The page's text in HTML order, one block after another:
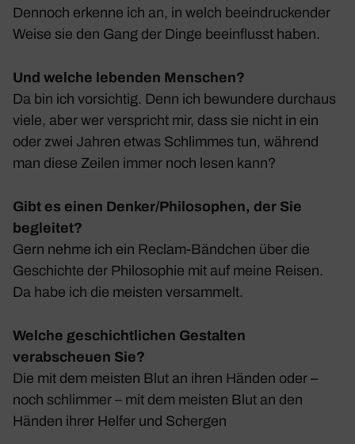
Dennoch erkenne ich an, in welch beein­dru­ckender
Weise sie den Gang der Dinge beein­flusst haben.
Und welche lebenden Menschen?
Da bin ich vorsichtig. Denn ich bewun­dere durchaus
viele, aber wer verspricht mir, dass sie nicht in ein
oder zwei Jahren etwas Schlimmes tun, während
man diese Zeilen immer noch lesen kann?
Gibt es einen Denker/Philosophen, der Sie
begleitet?
Gern nehme ich ein Reclam-Bänd­chen über die
Geschichte der Philo­so­phie mit auf meine Reisen.
Da habe ich die meisten versam­melt.
Welche geschichtlichen Gestalten
verabscheuen Sie?
Die mit dem meisten Blut an ihren Händen oder –
noch schlimmer – mit dem meisten Blut an den
Händen ihrer Helfer und Schergen